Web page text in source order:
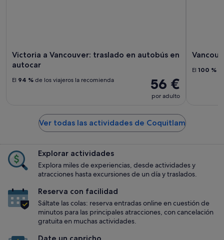
Victoria a Vancouver: traslado en autobús en
autocar
56 €
por adulto
El 94 % de los viajeros la recomienda
El 100 %
Ver todas las actividades de Coquitlam
Explorar actividades
Explora miles de experiencias, desde actividades y
atracciones hasta excursiones de un día y traslados.
Reserva con facilidad
Sáltate las colas: reserva entradas online en cuestión de
minutos para las principales atracciones, con cancelación
gratuita en muchas actividades.